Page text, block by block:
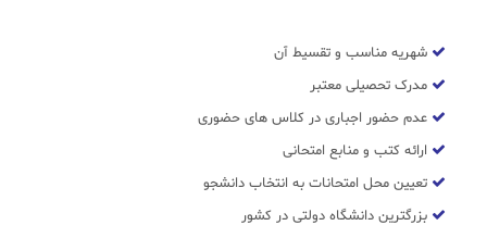
شهریه مناسب و تقسیط آن
مدرک تحصیلی معتبر
عدم حضور اجباری در کلاس های حضوری
ارائه کتب و منابع امتحانی
تعیین محل امتحانات به انتخاب دانشجو
بزرگترین دانشگاه دولتی در کشور